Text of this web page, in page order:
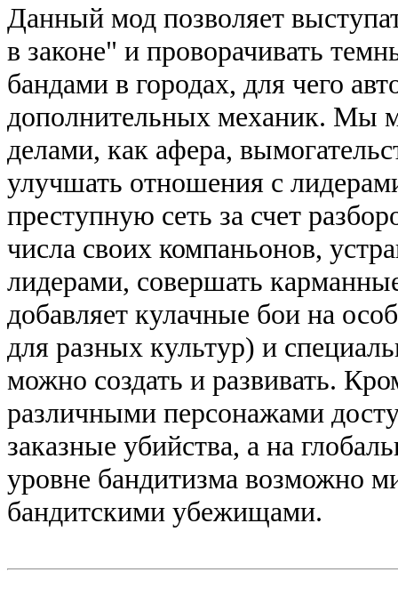
Данный мод позволяет
в законе" и проворачивать
бандами в городах, для чего
дополнительных механик. Мы
делами, как афера,
улучшать отношения с
преступную сеть за счет
числа своих компаньонов,
лидерами, совершать
добавляет кулачные бои на
для разных культур) и
можно создать и развивать.
различными персонажами
заказные убийства, а на
уровне бандитизма возможно
бандитскими убежищами.